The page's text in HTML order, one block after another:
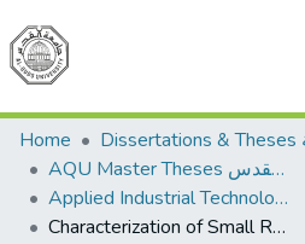
Communities &
All of
Home
AQU Master Theses الرسائل الجامعية الخاصة بجامعة القدس
Applied Industrial Technology التكنولوجيا التطبيقية والصناعية
Characterization of Small Ruminant’s Raw Milk And The Good Parameters to Obtain High Quality Dairy Products